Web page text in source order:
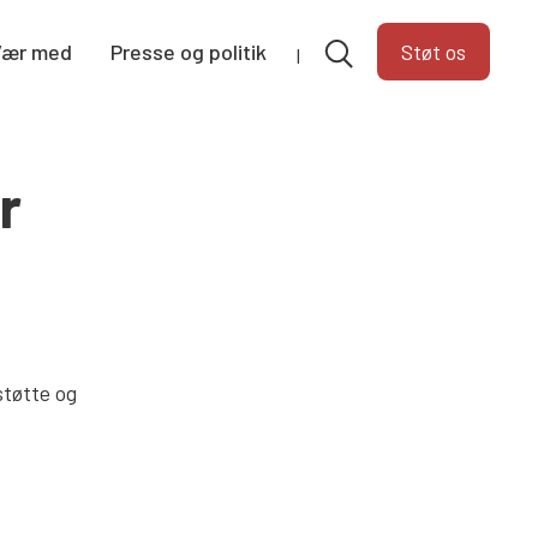
med Presse og politik Støt os
og